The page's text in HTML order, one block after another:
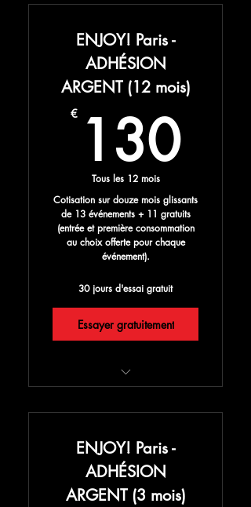
ENJOY! Paris -
ADHÉSION
ARGENT (12 mois)
€ 130
Tous les 12 mois
Cotisation sur douze mois glissants
de 13 événements + 11 gratuits
(entrée et première consommation
au choix offerte pour chaque
événement).
30 jours d'essai gratuit
Essayer gratuitement
entrées gratuites avec conso
-20% sur une seconde place
achetée lors de ces
événements
ENJOY! Paris -
ADHÉSION
ARGENT (3 mois)